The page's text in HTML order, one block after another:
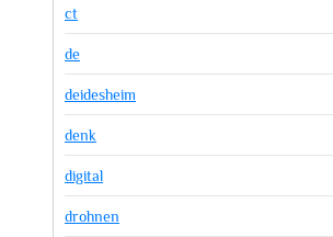
ct
de
deidesheim
denk
digital
drohnen